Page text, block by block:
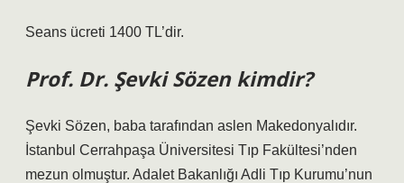
Seans ücreti 1400 TL’dir.
Prof. Dr. Şevki Sözen kimdir?
Şevki Sözen, baba tarafından aslen Makedonyalıdır.
İstanbul Cerrahpaşa Üniversitesi Tıp Fakültesi’nden
mezun olmuştur. Adalet Bakanlığı Adli Tıp Kurumu’nun